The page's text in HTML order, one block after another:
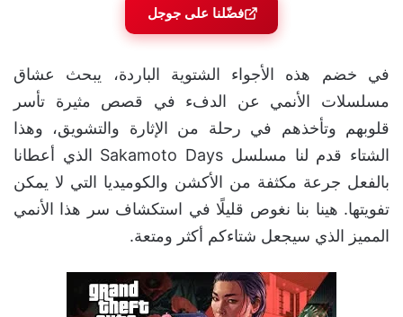
فضّلنا على جوجل
في خضم هذه الأجواء الشتوية الباردة، يبحث عشاق
مسلسلات الأنمي عن الدفء في قصص مثيرة تأسر
قلوبهم وتأخذهم في رحلة من الإثارة والتشويق، وهذا
الشتاء قدم لنا مسلسل Sakamoto Days الذي أعطانا
بالفعل جرعة مكثفة من الأكشن والكوميديا التي لا يمكن
تفويتها. هينا بنا نغوص قليلًا في استكشاف سر هذا الأنمي
المميز الذي سيجعل شتاءكم أكثر ومتعة.